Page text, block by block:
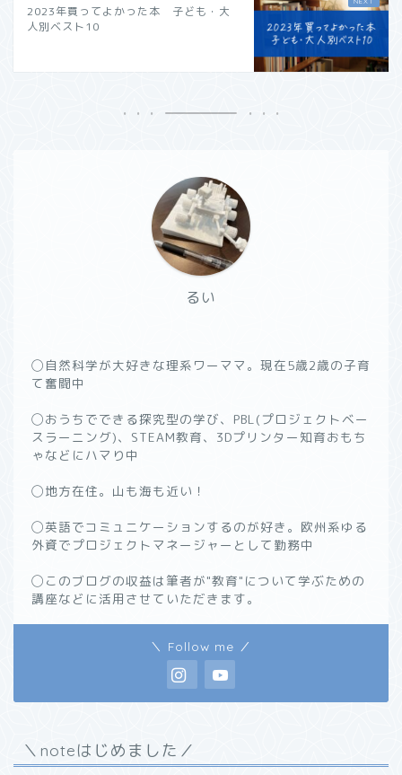
2023年買ってよかった本 子ども・大
人別ベスト10
るい
◯自然科学が大好きな理系ワーママ。現在5歳2歳の子育
て奮闘中
◯おうちでできる探究型の学び、PBL(プロジェクトベー
スラーニング)、STEAM教育、3Dプリンター知育おもち
ゃなどにハマり中
◯地方在住。山も海も近い！
◯英語でコミュニケーションするのが好き。欧州系ゆる
外資でプロジェクトマネージャーとして勤務中
◯このブログの収益は筆者が"教育"について学ぶための
講座などに活用させていただきます。
＼ Follow me ／
＼noteはじめました／